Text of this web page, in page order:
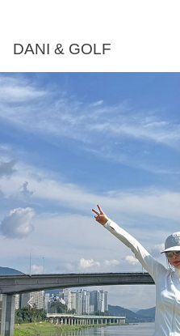
DANI & GOLF